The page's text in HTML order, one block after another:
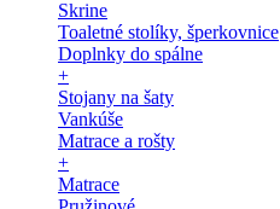
Skrine
Toaletné stolíky, šperkovnice
Doplnky do spálne
+
Stojany na šaty
Vankúše
Matrace a rošty
+
Matrace